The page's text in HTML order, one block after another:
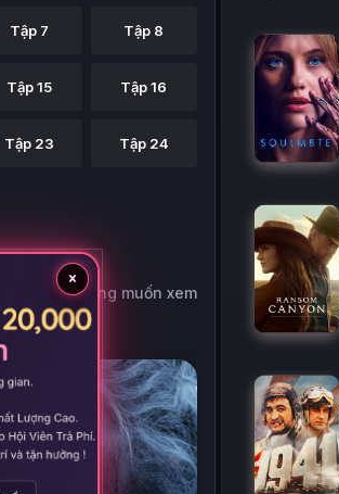
Tập 7 Tập 8
Tập 15 Tập 16
Tập 23 Tập 24
Có thể bạn cũng muốn xem
Đề xuất
×